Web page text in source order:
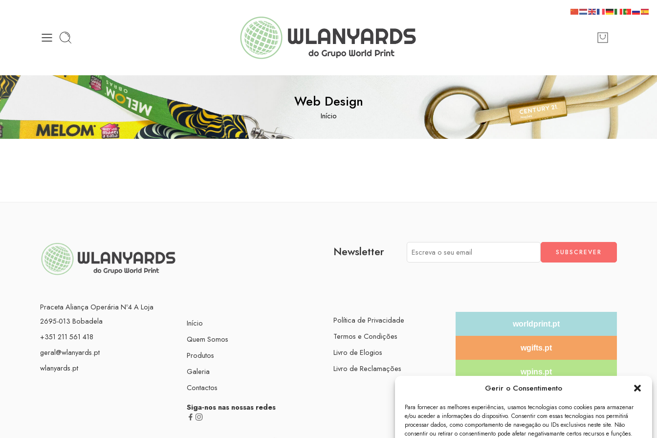
Gerir o Consentimento
Para fornecer as melhores experiências, usamos tecnologias como cookies para armazenar
e/ou aceder a informações do dispositivo. Consentir com essas tecnologias nos permitirá
processar dados, como comportamento de navegação ou IDs exclusivos neste site. Não
consentir ou retirar o consentimento pode afetar negativamante certos recursos e funções.
Web Design
Início
Praceta Aliança Operária Nº4 A Loja
2695-013 Bobadela
+351 211 561 418
geral@wlanyards.pt
wlanyards.pt
Início
Quem Somos
Produtos
Galeria
Contactos
Siga-nos nas nossas redes
Newsletter
Política de Privacidade
Termos e Condições
Livro de Elogios
Livro de Reclamações
worldprint.pt
wgifts.pt
wpins.pt